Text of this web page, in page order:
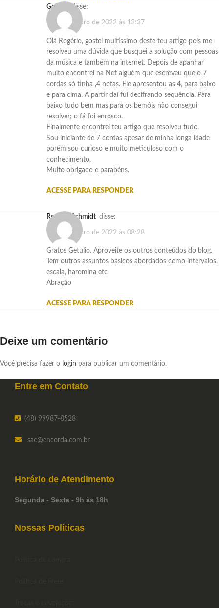
Getulio
disse:
16 de outubro de 2022 às 12:37
Olá Rogério, gostei muitíssimo deste teu artigo pois me
resolveu uma dúvida que busquei a solução com pessoas
da música e também na internet. Depois de apanhar
muito encontrei na Net alguém que escreveu que o 7
cordas só tinha ,4 notas. Ele apresentou as 4, para baixo
e para cima. A partir daí fui decifrando sequência. Para
baixo tudo bem mas para os bemóis não consegui
resolver; o fá foi enrosco.
Finalmente encontrei teu artigo que resolveu tudo.
Sou iniciante de 7 cordas apesar de minha longa idade
porém sou curioso e muito meticuloso com o
conhecimento.
Muito obrigado e parabéns.
ACESSE PARA RESPONDER
Rogério Schmidt disse:
19 de outubro de 2022 às 08:28
Gratos Getulio. Aproveite os outros conteúdos do blog.
Tem outros assuntos básicos abordados como intervalos,
escala, haromina etc
Abração
ACESSE PARA RESPONDER
Deixe um comentário
Você precisa fazer o login para publicar um comentário.
Entre em Contato
(48) 99987-8528
sac@encorda.com.br
Horário de Atendimento
Segunda - Sexta - 9h às 18h
Nossas Políticas